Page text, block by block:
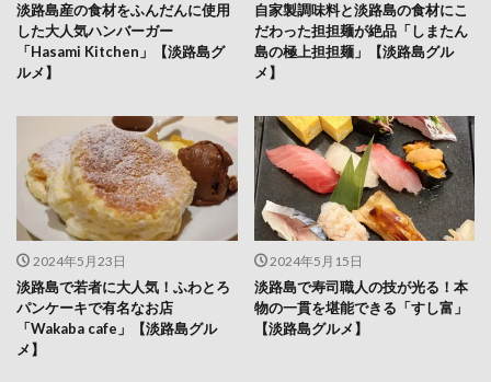
淡路島産の食材をふんだんに使用
した大人気ハンバーガー
「Hasami Kitchen」【淡路島グ
ルメ】
自家製調味料と淡路島の食材にこ
だわった担担麺が絶品「しまたん
島の極上担担麺」【淡路島グル
メ】
2024年5月23日
淡路島で若者に大人気！ふわとろ
パンケーキで有名なお店
「Wakaba cafe」【淡路島グル
メ】
2024年5月15日
淡路島で寿司職人の技が光る！本
物の一貫を堪能できる「すし富」
【淡路島グルメ】